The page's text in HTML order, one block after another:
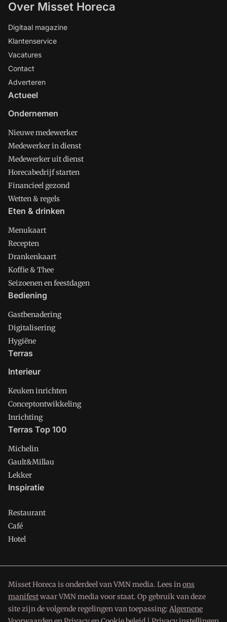
Over Misset Horeca
Digitaal magazine
Klantenservice
Vacatures
Contact
Adverteren
Actueel
Ondernemen
Nieuwe medewerker
Medewerker in dienst
Medewerker uit dienst
Horecabedrijf starten
Financieel gezond
Wetten & regels
Eten & drinken
Menukaart
Recepten
Drankenkaart
Koffie & Thee
Seizoenen en feestdagen
Bediening
Gastbenadering
Digitalisering
Hygiëne
Terras
Interieur
Keuken inrichten
Conceptontwikkeling
Inrichting
Terras Top 100
Michelin
Gault&Millau
Lekker
Inspiratie
Restaurant
Café
Hotel
Misset Horeca is onderdeel van VMN media. Lees inons
manifestwaar VMN media voor staat. Op gebruik van deze
site zijn de volgende regelingen van toepassing: Algemene